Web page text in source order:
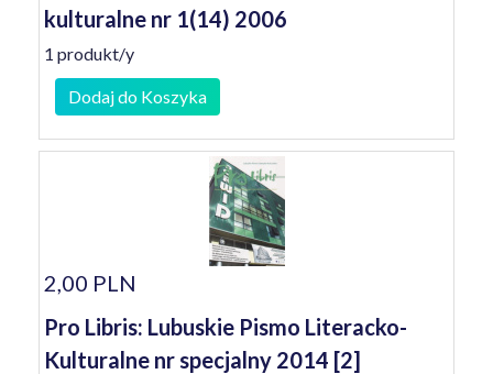
kulturalne nr 1(14) 2006
1 produkt/y
Dodaj do Koszyka
2,00 PLN
Pro Libris: Lubuskie Pismo Literacko-
Kulturalne nr specjalny 2014 [2]